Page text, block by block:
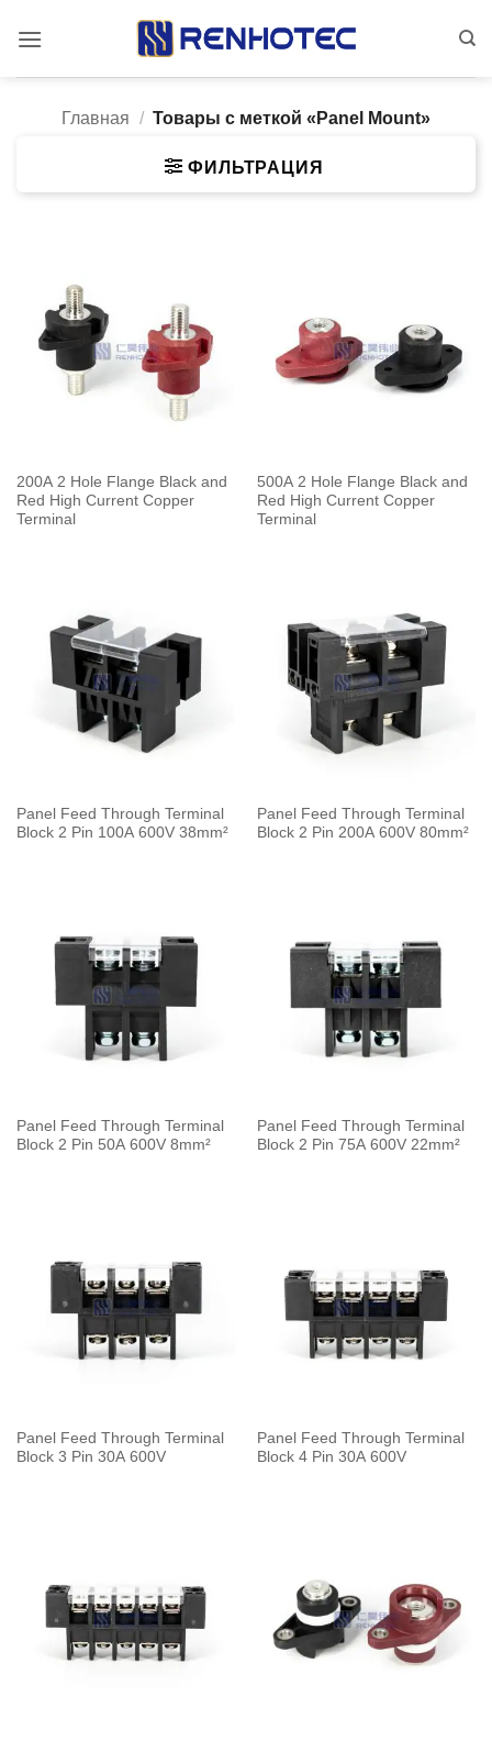
Главная / Товары с меткой «Panel Mount»
ФИЛЬТРАЦИЯ
200A 2 Hole Flange Black and
Red High Current Copper
Terminal
500A 2 Hole Flange Black and
Red High Current Copper
Terminal
Panel Feed Through Terminal
Block 2 Pin 100A 600V 38mm²
Panel Feed Through Terminal
Block 2 Pin 200A 600V 80mm²
Panel Feed Through Terminal
Block 2 Pin 50A 600V 8mm²
Panel Feed Through Terminal
Block 2 Pin 75A 600V 22mm²
Panel Feed Through Terminal
Block 3 Pin 30A 600V
Panel Feed Through Terminal
Block 4 Pin 30A 600V